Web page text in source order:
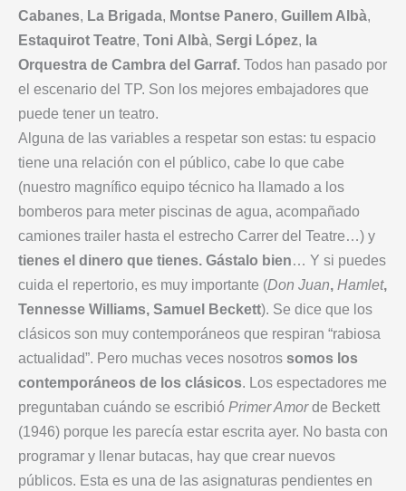
Cabanes, La Brigada, Montse Panero, Guillem Albà,
Estaquirot Teatre, Toni Albà, Sergi López, la
Orquestra de Cambra del Garraf. Todos han pasado por
el escenario del TP. Son los mejores embajadores que
puede tener un teatro.
Alguna de las variables a respetar son estas: tu espacio
tiene una relación con el público, cabe lo que cabe
(nuestro magnífico equipo técnico ha llamado a los
bomberos para meter piscinas de agua, acompañado
camiones trailer hasta el estrecho Carrer del Teatre…) y
tienes el dinero que tienes. Gástalo bien… Y si puedes
cuida el repertorio, es muy importante (Don Juan, Hamlet,
Tennesse Williams, Samuel Beckett). Se dice que los
clásicos son muy contemporáneos que respiran “rabiosa
actualidad”. Pero muchas veces nosotros somos los
contemporáneos de los clásicos. Los espectadores me
preguntaban cuándo se escribió Primer Amorde Beckett
(1946) porque les parecía estar escrita ayer. No basta con
programar y llenar butacas, hay que crear nuevos
públicos. Esta es una de las asignaturas pendientes en